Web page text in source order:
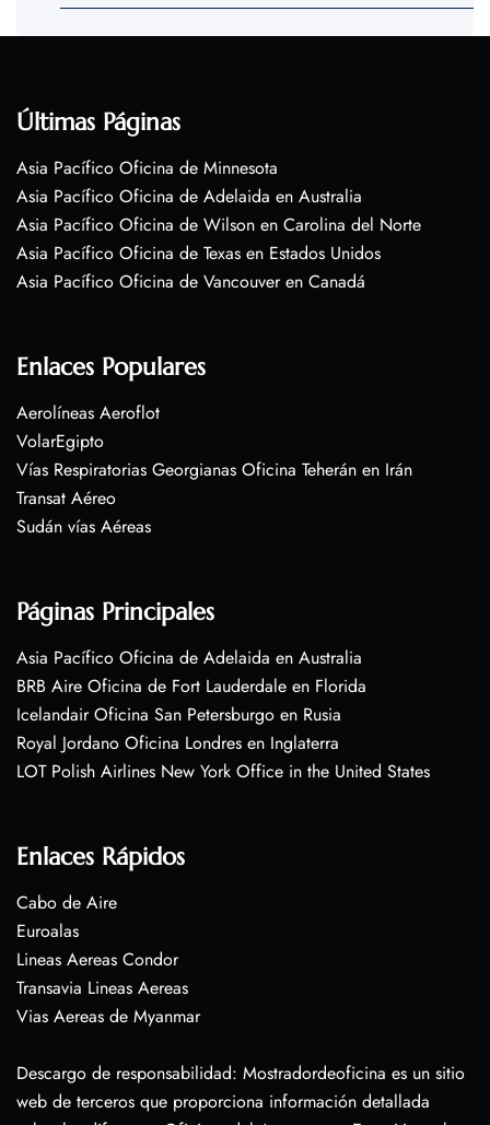
Últimas Páginas
Asia Pacífico Oficina de Minnesota
Asia Pacífico Oficina de Adelaida en Australia
Asia Pacífico Oficina de Wilson en Carolina del Norte
Asia Pacífico Oficina de Texas en Estados Unidos
Asia Pacífico Oficina de Vancouver en Canadá
Enlaces Populares
Aerolíneas Aeroflot
VolarEgipto
Vías Respiratorias Georgianas Oficina Teherán en Irán
Transat Aéreo
Sudán vías Aéreas
Páginas Principales
Asia Pacífico Oficina de Adelaida en Australia
BRB Aire Oficina de Fort Lauderdale en Florida
Icelandair Oficina San Petersburgo en Rusia
Royal Jordano Oficina Londres en Inglaterra
LOT Polish Airlines New York Office in the United States
Enlaces Rápidos
Cabo de Aire
Euroalas
Lineas Aereas Condor
Transavia Lineas Aereas
Vias Aereas de Myanmar
Descargo de responsabilidad: Mostradordeoficina es un sitio
web de terceros que proporciona información detallada